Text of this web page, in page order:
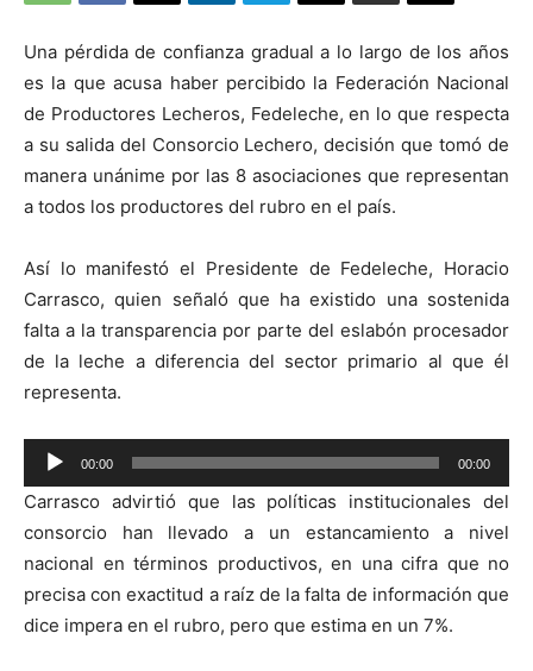
Una pérdida de confianza gradual a lo largo de los años
es la que acusa haber percibido la Federación Nacional
de Productores Lecheros, Fedeleche, en lo que respecta
a su salida del Consorcio Lechero, decisión que tomó de
manera unánime por las 8 asociaciones que representan
a todos los productores del rubro en el país.
Así lo manifestó el Presidente de Fedeleche, Horacio
Carrasco, quien señaló que ha existido una sostenida
falta a la transparencia por parte del eslabón procesador
de la leche a diferencia del sector primario al que él
representa.
Reproductor
de
audio
00:00 00:00
Carrasco advirtió que las políticas institucionales del
consorcio han llevado a un estancamiento a nivel
nacional en términos productivos, en una cifra que no
precisa con exactitud a raíz de la falta de información que
dice impera en el rubro, pero que estima en un 7%.